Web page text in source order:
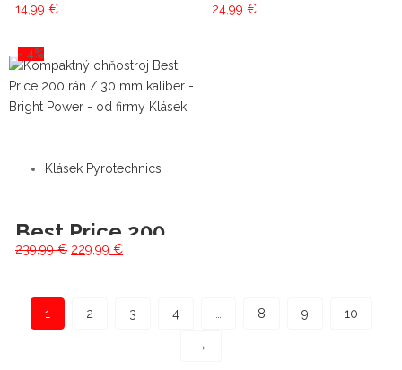
14,99 € 24,99 €
- 4%
Klásek Pyrotechnics
239,99€ Original
239,99 €.
229,99 €Current
229,99 €.
1 2 3 4 8 9 10
→